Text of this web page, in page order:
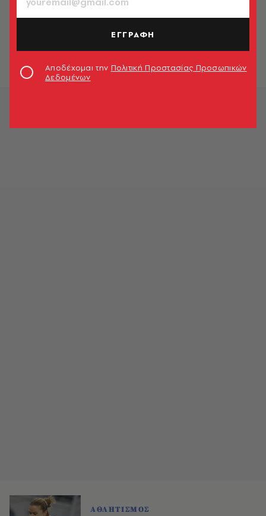
Σάκκαρη: Θέλω να φτάσω μέχρι το
όλους σας
ΑΘΛΗΤΙΣΜΟΣ
ΕΓΓΡΑΦΗ
Αποδέχομαι την Πολιτική Προστασίας Προσωπικών
Δεδομένων